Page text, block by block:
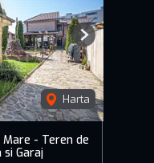
Harta
Next
Mare - Teren de
si Garaj